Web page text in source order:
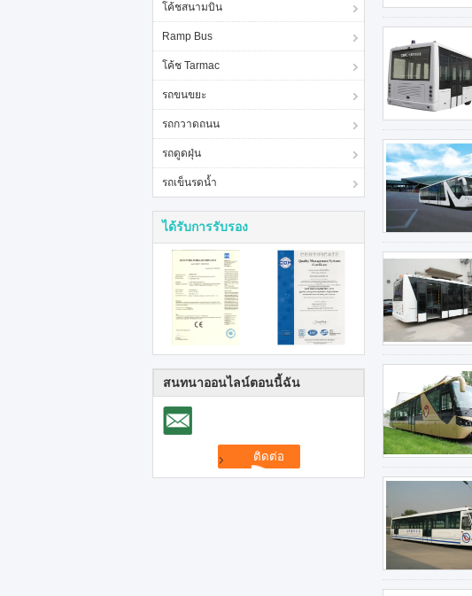
โค้ชสนามบิน
Ramp Bus
โค้ช Tarmac
รถขนขยะ
รถกวาดถนน
รถดูดฝุ่น
รถเข็นรดน้ำ
ได้รับการรับรอง
สนทนาออนไลน์ตอนนี้ฉัน